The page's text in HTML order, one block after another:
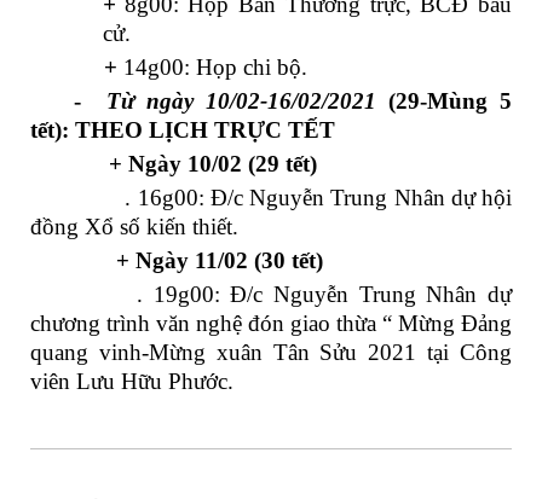
cử.
+ 14g00: Họp chi bộ.
- Từ ngày 10/02-16/02/2021 (29-Mùng 5
tết): THEO LỊCH TRỰC TẾT
+ Ngày 10/02 (29 tết)
. 16g00: Đ/c Nguyễn Trung Nhân dự hội
đồng Xổ số kiến thiết.
+ Ngày 11/02 (30 tết)
. 19g00: Đ/c Nguyễn Trung Nhân dự
chương trình văn nghệ đón giao thừa “ Mừng Đảng
quang vinh-Mừng xuân Tân Sửu 2021 tại Công
viên Lưu Hữu Phước.